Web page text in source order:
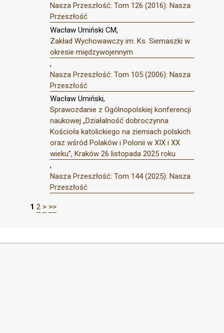
Nasza Przeszłość: Tom 126 (2016): Nasza
Przeszłość
Wacław Umiński CM,
Zakład Wychowawczy im. Ks. Siemaszki w
okresie międzywojennym
,
Nasza Przeszłość: Tom 105 (2006): Nasza
Przeszłość
Wacław Umiński,
Sprawozdanie z Ogólnopolskiej konferencji
naukowej „Działalność dobroczynna
Kościoła katolickiego na ziemiach polskich
oraz wśród Polaków i Polonii w XIX i XX
wieku”, Kraków 26 listopada 2025 roku
,
Nasza Przeszłość: Tom 144 (2025): Nasza
Przeszłość
1 2 > >>